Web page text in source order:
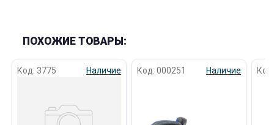
ПОХОЖИЕ ТОВАРЫ:
Код: 3775 Наличие Код: 000251 Наличие